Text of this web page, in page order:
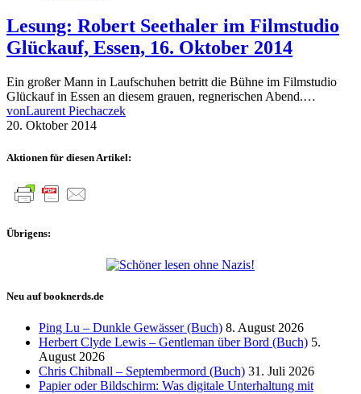
Lesung: Robert Seethaler im Filmstudio
Glückauf, Essen, 16. Oktober 2014
Ein großer Mann in Laufschuhen betritt die Bühne im Filmstudio
Glückauf in Essen an diesem grauen, regnerischen Abend.…
vonLaurent Piechaczek
20. Oktober 2014
Aktionen für diesen Artikel:
Übrigens:
Neu auf booknerds.de
Ping Lu – Dunkle Gewässer (Buch) 8. August 2026
Herbert Clyde Lewis – Gentleman über Bord (Buch) 5.
August 2026
Chris Chibnall – Septembermord (Buch) 31. Juli 2026
Papier oder Bildschirm: Was digitale Unterhaltung mit